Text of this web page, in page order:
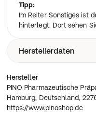
Tipp:
Im Reiter Sonstiges ist
hinterlegt. Dort sehen
Herstellerdaten
PINO Pharmazeutische
Elbstraße 281,
Hersteller
PINO Pharmazeutische
Hamburg, Deutschland,
https://www.pinoshop.de